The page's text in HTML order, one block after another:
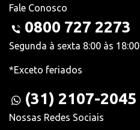
Fale Conosco
0800 727 2273
Segunda à sexta 8:00 às 18:00
*Exceto feriados
(31) 2107-2045
Nossas Redes Sociais